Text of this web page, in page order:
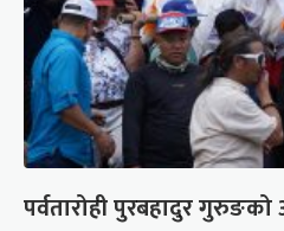
पर्वतारोही पुरबहादुर गुरुङको